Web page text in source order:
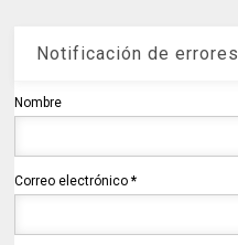
Notificación de errores
Nombre
Correo electrónico*